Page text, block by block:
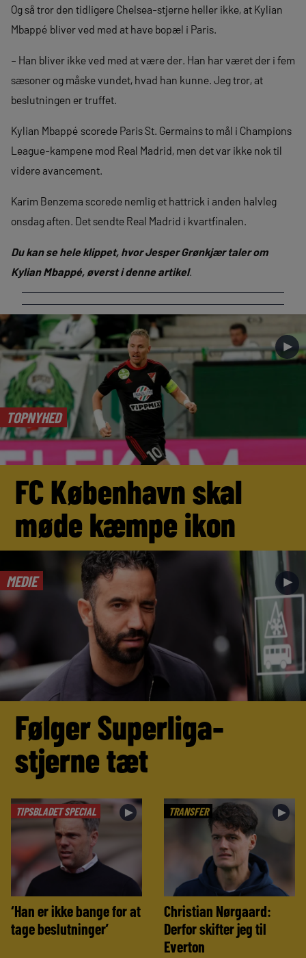
Og så tror den tidligere Chelsea-stjerne heller ikke, at Kylian
Mbappé bliver ved med at have bopæl i Paris.
– Han bliver ikke ved med at være der. Han har været der i fem
sæsoner og måske vundet, hvad han kunne. Jeg tror, at
beslutningen er truffet.
Kylian Mbappé scorede Paris St. Germains to mål i Champions
League-kampene mod Real Madrid, men det var ikke nok til
videre avancement.
Karim Benzema scorede nemlig et hattrick i anden halvleg
onsdag aften. Det sendte Real Madrid i kvartfinalen.
Du kan se hele klippet, hvor Jesper Grønkjær taler om
Kylian Mbappé, øverst i denne artikel.
TOPNYHED
►
FC København skal
møde kæmpe ikon
MEDIE ►
Følger Superliga-
stjerne tæt
TIPSBLADET SPECIAL ►
‘Han er ikke bange for at
tage beslutninger’
TRANSFER ►
Christian Nørgaard:
Derfor skifter jeg til
Everton